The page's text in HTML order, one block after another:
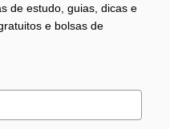
de estudo, guias, dicas e
e bolsas de